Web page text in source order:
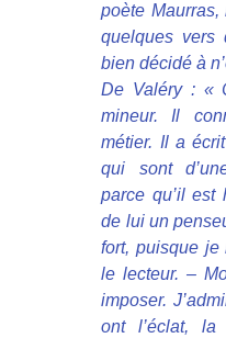
poète Maurras,
quelques vers
bien décidé à
De Valéry : «
mineur. Il
métier. Il a
qui sont
parce qu’il est
de lui un
fort, puisque je
le lecteur. –
imposer.
ont l’éclat, la